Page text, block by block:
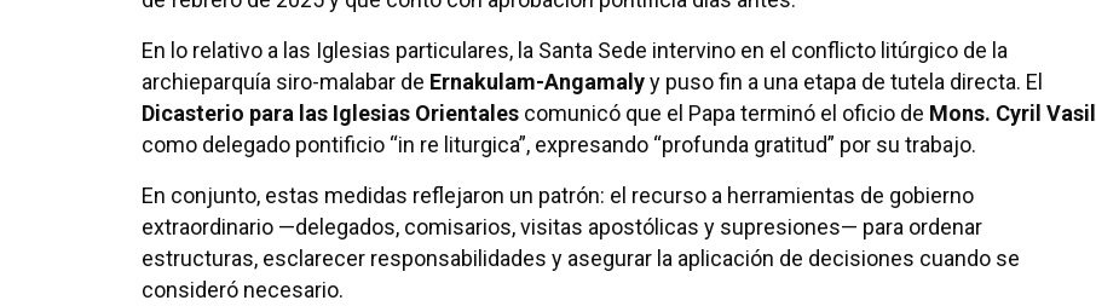
En lo relativo a las Iglesias particulares, la Santa Sede intervino en el conflicto litúrgico de la
archieparquía siro-malabar de Ernakulam-Angamalyy puso fin a una etapa de tutela directa. El
Dicasterio para las Iglesias Orientales comunicó que el Papa terminó el oficio de Mons. Cyril Vasil
como delegado pontificio “in re liturgica”, expresando “profunda gratitud” por su trabajo.
En conjunto, estas medidas reflejaron un patrón: el recurso a herramientas de gobierno
extraordinario —delegados, comisarios, visitas apostólicas y supresiones— para ordenar
estructuras, esclarecer responsabilidades y asegurar la aplicación de decisiones cuando se
consideró necesario.